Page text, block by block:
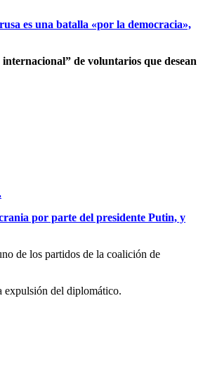
es una batalla «por la democracia»,
de voluntarios que desean
por parte del presidente Putin, y
de los partidos de la coalición de
expulsión del diplomático.